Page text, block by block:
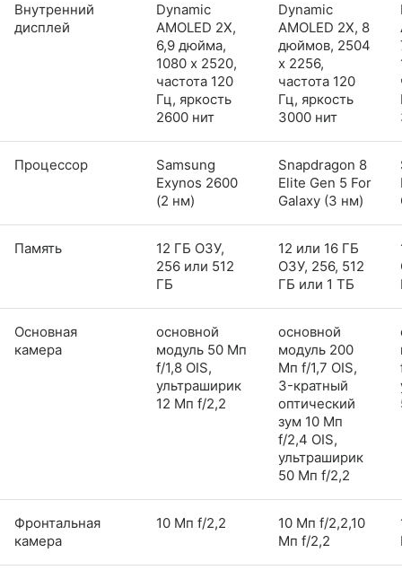
Внутренний
дисплей
Dynamic
AMOLED 2X,
6,9 дюйма,
1080 x 2520,
частота 120
Гц, яркость
2600 нит
Dynamic
AMOLED 2X, 8
дюймов, 2504
x 2256,
частота 120
Гц, яркость
3000 нит
Процессор
Samsung
Exynos 2600
(2 нм)
Snapdragon 8
Elite Gen 5 For
Galaxy (3 нм)
Память
12 ГБ ОЗУ,
256 или 512
ГБ
12 или 16 ГБ
ОЗУ, 256, 512
ГБ или 1 ТБ
Основная
камера
основной
модуль 50 Мп
f/1,8 OIS,
ультраширик
12 Мп f/2,2
основной
модуль 200
Мп f/1,7 OIS,
3-кратный
оптический
зум 10 Мп
f/2,4 OIS,
ультраширик
50 Мп f/2,2
Фронтальная
камера
10 Мп f/2,2
10 Мп f/2,2,10
Мп f/2,2